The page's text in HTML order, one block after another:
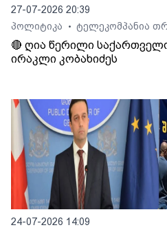
27-07-2026 20:39
პოლიტიკა
• ტელეკომპანია
🔴 ღია წერილი
ირაკლი კობახიძეს
24-07-2026 14:09